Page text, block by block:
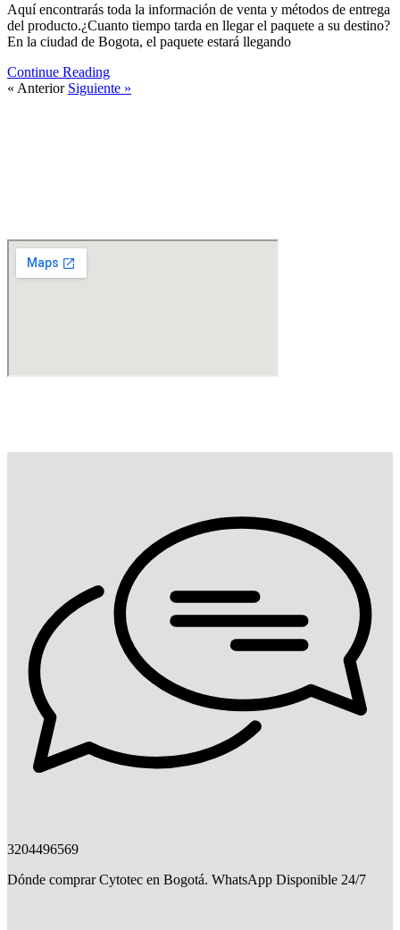
Aquí encontrarás toda la información de venta y métodos de entrega
del producto.¿Cuanto tiempo tarda en llegar el paquete a su destino?
En la ciudad de Bogota, el paquete estará llegando
Continue Reading
« Anterior Siguiente »
3204496569
Dónde comprar Cytotec en Bogotá. WhatsApp Disponible 24/7